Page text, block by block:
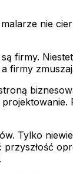
nie
firmy.
firmy
Tylko